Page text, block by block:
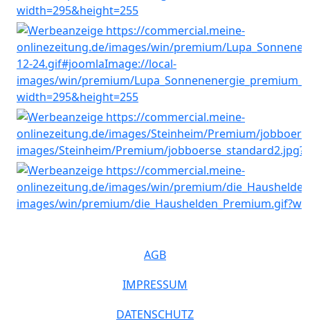
AGB
IMPRESSUM
DATENSCHUTZ